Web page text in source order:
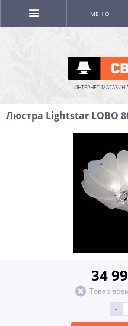
ИНТЕРНЕТ-
МЕНЮ
Люстра Lightstar LOBO
34
Товар
-